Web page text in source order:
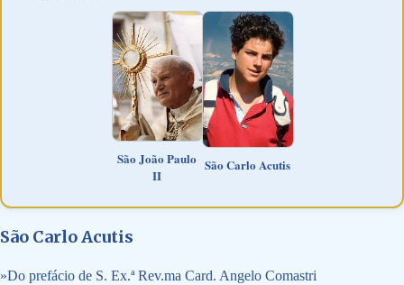
São João Paulo
II
São Carlo Acutis
São Carlo Acutis
»Do prefácio de S. Ex.ª Rev.ma Card. Angelo Comastri